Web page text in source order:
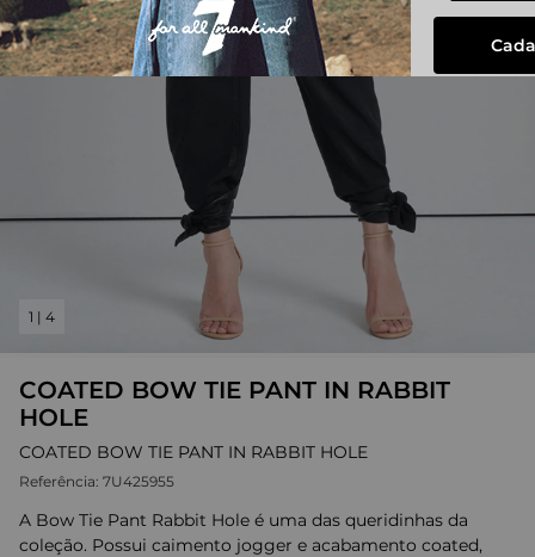
1 | 4
COATED BOW TIE PANT IN RABBIT
HOLE
COATED BOW TIE PANT IN RABBIT HOLE
Referência: 7U425955
A Bow Tie Pant Rabbit Hole é uma das queridinhas da
coleção. Possui caimento jogger e acabamento coated,